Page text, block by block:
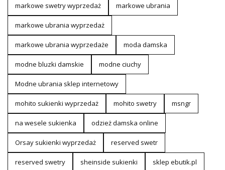
markowe swetry wyprzedaż markowe ubrania
markowe ubrania wyprzedaż
markowe ubrania wyprzedaże moda damska
modne bluzki damskie modne ciuchy
Modne ubrania sklep internetowy
mohito sukienki wyprzedaż mohito swetry msngr
na wesele sukienka odzież damska online
Orsay sukienki wyprzedaż reserved swetr
reserved swetry sheinside sukienki sklep ebutik.pl